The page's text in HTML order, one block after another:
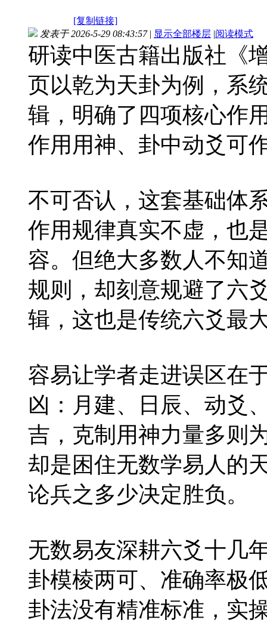
[复制链接]
发表于 2026-5-29 08:43:57 | 显示全部楼层 |阅读模式
研读中医古籍出版社《
页以乾为天卦为例，系
辑，明确了四项核心作
作用用神、卦中动爻可
不可否认，这套基础体
作用规律真实不虚，也
容。但绝大多数人不知
规则，却刻意规避了六
辑，这也是传统六爻最
容易让学者走进误区在
凶：月建、日辰、动爻
吉，克制用神力量多则
却是困住无数学易人的
论兵之多少决定胜负。
无数易友深耕六爻十几
卦模棱两可、准确率极
卦法没有精准标准，实